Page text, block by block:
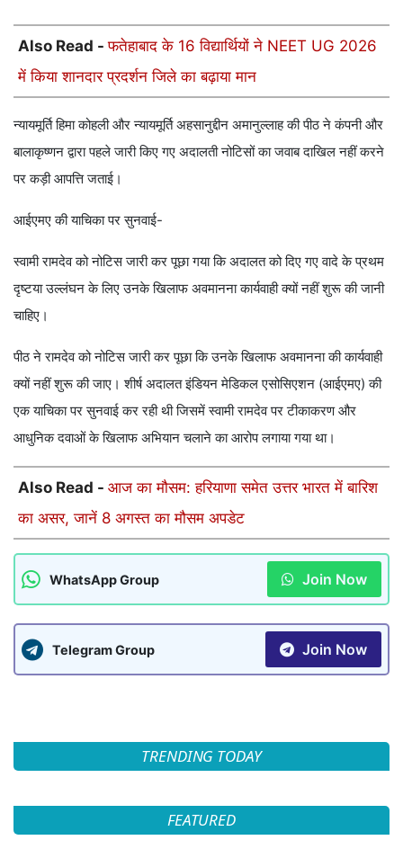
Also Read -फतेहाबाद के 16 विद्यार्थियों ने NEET UG 2026
में किया शानदार प्रदर्शन जिले का बढ़ाया मान
न्यायमूर्ति हिमा कोहली और न्यायमूर्ति अहसानुद्दीन अमानुल्लाह की पीठ ने कंपनी और
बालाकृष्णन द्वारा पहले जारी किए गए अदालती नोटिसों का जवाब दाखिल नहीं करने
पर कड़ी आपत्ति जताई।
आईएमए की याचिका पर सुनवाई-
स्वामी रामदेव को नोटिस जारी कर पूछा गया कि अदालत को दिए गए वादे के प्रथम
दृष्टया उल्लंघन के लिए उनके खिलाफ अवमानना ​​​​कार्यवाही क्यों नहीं शुरू की जानी
चाहिए।
पीठ ने रामदेव को नोटिस जारी कर पूछा कि उनके खिलाफ अवमानना ​​की कार्यवाही
क्यों नहीं शुरू की जाए। शीर्ष अदालत इंडियन मेडिकल एसोसिएशन (आईएमए) की
एक याचिका पर सुनवाई कर रही थी जिसमें स्वामी रामदेव पर टीकाकरण और
आधुनिक दवाओं के खिलाफ अभियान चलाने का आरोप लगाया गया था।
Also Read - आज का मौसम: हरियाणा समेत उत्तर भारत में बारिश
का असर, जानें 8 अगस्त का मौसम अपडेट
WhatsApp Group Join Now
Telegram Group Join Now
TRENDING TODAY
FEATURED